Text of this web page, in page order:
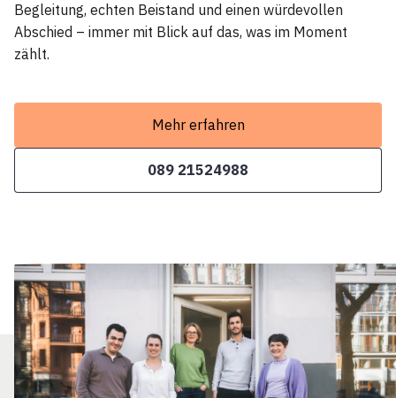
Begleitung, echten Beistand und einen würdevollen
Abschied – immer mit Blick auf das, was im Moment
zählt.
Mehr erfahren
089 21524988